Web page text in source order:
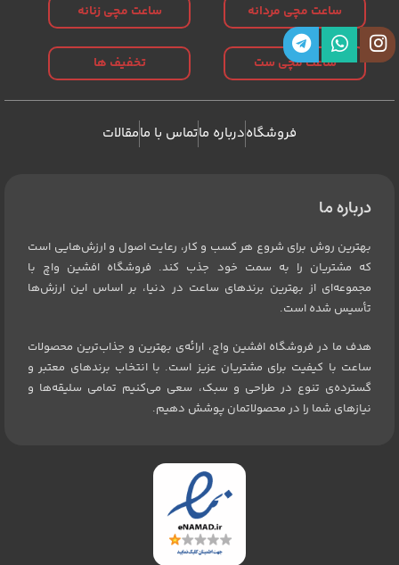
ساعت مچی مردانه ساعت مچی زنانه
ساعت مچی ست تخفیف ها
فروشگاهدرباره ماتماس با مامقالات
درباره ما
بهترین روش برای شروع هر کسب و کار، رعایت اصول و ارزش‌هایی است
که مشتریان را به سمت خود جذب کند. فروشگاه افشین واچ با
مجموعه‌ای از بهترین برندهای ساعت در دنیا، بر اساس این ارزش‌ها
تأسیس شده است.
هدف ما در فروشگاه افشین واچ، ارائه‌ی بهترین و جذاب‌ترین محصولات
ساعت با کیفیت برای مشتریان عزیز است. با انتخاب برندهای معتبر و
گسترده‌ی تنوع در طراحی و سبک، سعی می‌کنیم تمامی سلیقه‌ها و
نیازهای شما را در محصولاتمان پوشش دهیم.